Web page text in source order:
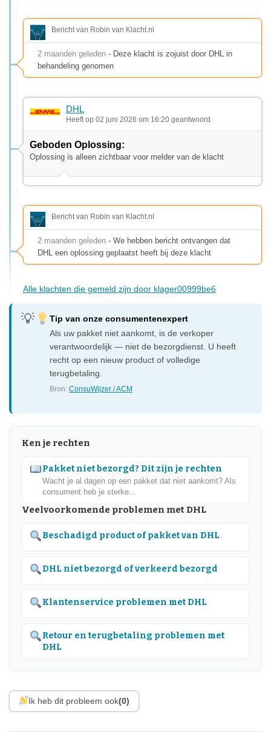
Bericht van Robin van Klacht.nl
2 maanden geleden - Deze klacht is zojuist door DHL in
behandeling genomen
DHL
Heeft op 02 juni 2026 om 16:20 geantwoord
Geboden Oplossing:
Oplossing is alleen zichtbaar voor melder van de klacht
Bericht van Robin van Klacht.nl
2 maanden geleden - We hebben bericht ontvangen dat
DHL een oplossing geplaatst heeft bij deze klacht
Alle klachten die gemeld zijn door klager00999be6
Tip van onze consumentenexpert
Als uw pakket niet aankomt, is de verkoper
verantwoordelijk — niet de bezorgdienst. U heeft
recht op een nieuw product of volledige
terugbetaling.
Bron:ConsuWijzer / ACM
Ken je rechten
Pakket niet bezorgd? Dit zijn je rechten
Wacht je al dagen op een pakket dat niet aankomt? Als
consument heb je sterke...
Veelvoorkomende problemen met DHL
Beschadigd product of pakket van DHL
DHL niet bezorgd of verkeerd bezorgd
Klantenservice problemen met DHL
Retour en terugbetaling problemen met
DHL
Ik heb dit probleem ook(0)